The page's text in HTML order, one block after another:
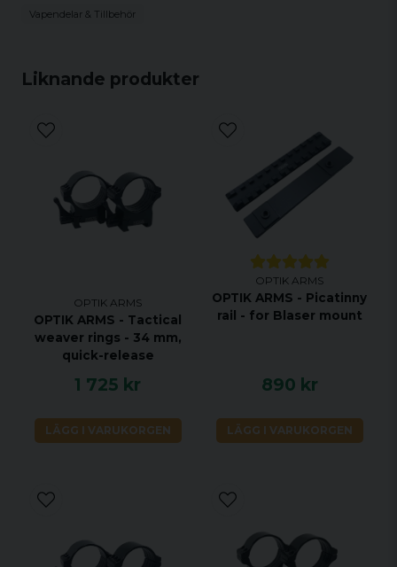
Liknande produkter
OPTIK ARMS
OPTIK ARMS - Tactical
weaver rings - 34 mm,
quick-release
1 725 kr
LÄGG I VARUKORGEN
OPTIK ARMS
OPTIK ARMS - Picatinny
rail - for Blaser mount
890 kr
LÄGG I VARUKORGEN
Vapendelar & Tillbehör